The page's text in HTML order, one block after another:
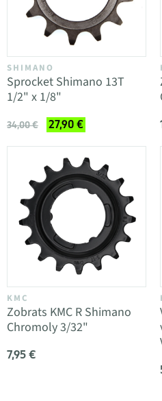
SHIMANO
Sprocket Shimano 13T
1/2" x 1/8"
34,00 € 27,90 €
KMC
Zobrats KMC R Shimano
Chromoly 3/32"
7,95 €